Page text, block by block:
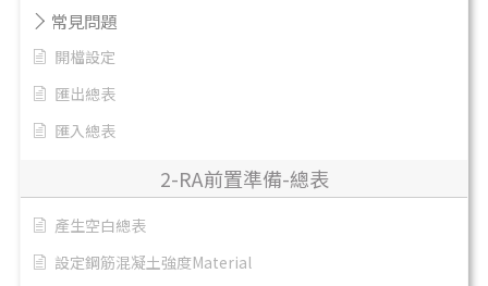
常見問題
開檔設定
匯出總表
匯入總表
2-RA前置準備-總表
產生空白總表
設定鋼筋混凝土強度Material